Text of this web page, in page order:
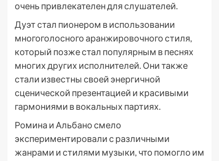
очень привлекателен для слушателей.
Дуэт стал пионером в использовании
многоголосного аранжировочного стиля,
который позже стал популярным в песнях
многих других исполнителей. Они также
стали известны своей энергичной
сценической презентацией и красивыми
гармониями в вокальных партиях.
Ромина и Альбано смело
экспериментировали с различными
жанрами и стилями музыки, что помогло им